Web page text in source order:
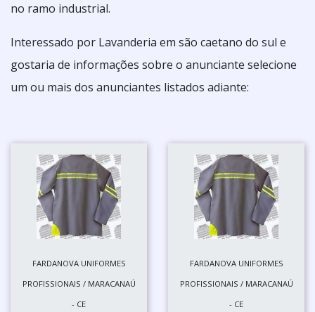
no ramo industrial.
Interessado por Lavanderia em são caetano do sul e
gostaria de informações sobre o anunciante selecione
um ou mais dos anunciantes listados adiante:
FARDANOVA UNIFORMES
PROFISSIONAIS / MARACANAÚ
- CE
FARDANOVA UNIFORMES
PROFISSIONAIS / MARACANAÚ
- CE